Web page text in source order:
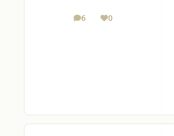
6
сообщения
0
Репутация